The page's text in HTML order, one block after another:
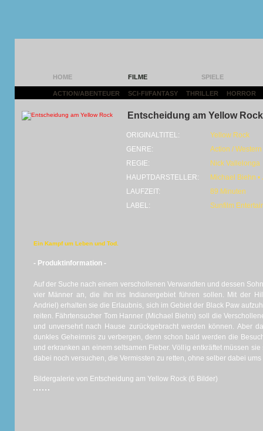
HOME FILME SPIELE
ACTION/ABENTEUER SCI-FI/FANTASY THRILLER HORROR
Entscheidung am Yellow Rock
ORIGINALTITEL:
Yellow Rock
GENRE:
Action / Western
REGIE:
Nick Vallelonga
HAUPTDARSTELLER:
Michael Biehn •
LAUFZEIT:
89 Minuten
LABEL:
Sunfilm
Ein Kampf um Leben und Tod.
- Produktinformation -
Auf der Suche nach einem verschollenen Verwandten und dessen
vier Männer an, die ihn ins Indianergebiet führen sollen. Mit der
Andriel) erhalten sie die Erlaubnis, sich im Gebiet der Black Paw
reiten. Fährtensucher Tom Hanner (Michael Biehn) soll die
und unversehrt nach Hause zurückgebracht werden können. Aber
dunkles Geheimnis zu verbergen, denn schon bald werden die
und erkranken an einem seltsamen Fieber. Völlig entkräftet müssen
dabei noch versuchen, die Vermissten zu retten, ohne selber dabei
Bildergalerie von Entscheidung am Yellow Rock (6 Bilder)